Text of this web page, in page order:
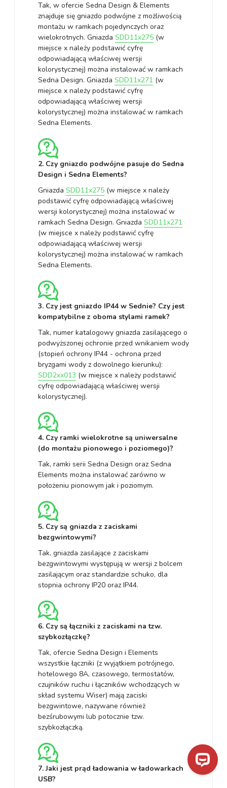
Tak, w ofercie Sedna Design & Elements
znajduje się gniazdo podwójne z możliwością
montażu w ramkach pojedynczych oraz
wielokrotnych. Gniazda SDD11x275 (w
miejsce x należy podstawić cyfrę
odpowiadającą właściwej wersji
kolorystycznej) można instalować w ramkach
Sedna Design. Gniazda SDD11x271 (w
miejsce x należy podstawić cyfrę
odpowiadającą właściwej wersji
kolorystycznej) można instalować w ramkach
Sedna Elements.
2. Czy gniazdo podwójne pasuje do Sedna
Design i Sedna Elements?
Gniazda SDD11x275 (w miejsce x należy
podstawić cyfrę odpowiadającą właściwej
wersji kolorystycznej) można instalować w
ramkach Sedna Design. Gniazda SDD11x271
(w miejsce x należy podstawić cyfrę
odpowiadającą właściwej wersji
kolorystycznej) można instalować w ramkach
Sedna Elements.
3. Czy jest gniazdo IP44 w Sednie? Czy jest
kompatybilne z oboma stylami ramek?
Tak, numer katalogowy gniazda zasilającego o
podwyższonej ochronie przed wnikaniem wody
(stopień ochrony IP44 - ochrona przed
bryzgami wody z dowolnego kierunku):
SDD2xx013 (w miejsce x należy podstawić
cyfrę odpowiadającą właściwej wersji
kolorystycznej).
4. Czy ramki wielokrotne są uniwersalne
(do montażu pionowego i poziomego)?
Tak, ramki serii Sedna Design oraz Sedna
Elements można instalować zarówno w
położeniu pionowym jak i poziomym.
5. Czy są gniazda z zaciskami
bezgwintowymi?
Tak, gniazda zasilające z zaciskami
bezgwintowymi występują w wersji z bolcem
zasilającym oraz standardzie schuko, dla
stopnia ochrony IP20 oraz IP44.
6. Czy są łączniki z zaciskami na tzw.
szybkozłączkę?
Tak, ofercie Sedna Design i Elements
wszystkie łączniki (z wyjątkiem potrójnego,
hotelowego 8A, czasowego, termostatów,
czujników ruchu i łączników wchodzących w
skład systemu Wiser) mają zaciski
bezgwintowe, nazywane również
bezśrubowymi lub potocznie tzw.
szybkozłączką.
7. Jaki jest prąd ładowania w ładowarkach
USB?